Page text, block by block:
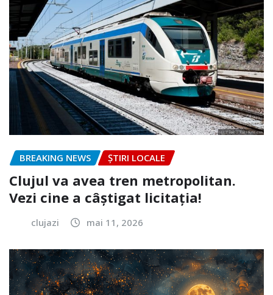
BREAKING NEWS ȘTIRI LOCALE
Clujul va avea tren metropolitan.
Vezi cine a câștigat licitația!
clujazi mai 11, 2026